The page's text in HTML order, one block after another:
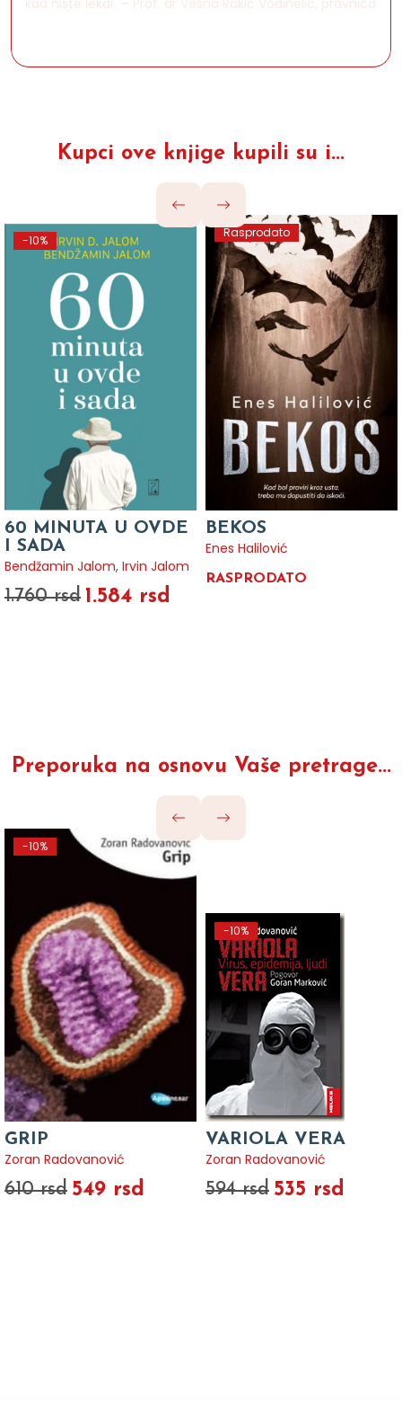
kad niste lekar. – Prof. dr Vesna Rakić Vodinelić, pravnica
Kupci ove knjige kupili su i...
-10%
60 MINUTA U OVDE
I SADA
Bendžamin Jalom, Irvin Jalom
1.760 rsd 1.584 rsd
Rasprodato
BEKOS
Enes Halilović
RASPRODATO
Preporuka na osnovu Vaše pretrage...
-10%
GRIP
Zoran Radovanović
610 rsd 549 rsd
-10%
VARIOLA VERA
Zoran Radovanović
594 rsd 535 rsd